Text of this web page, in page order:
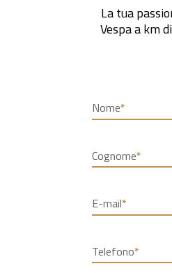
La tua
Vespa a km
Nome*
Cognome*
E-mail*
Telefono*